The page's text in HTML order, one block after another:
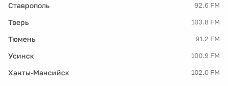
Ставрополь 92.6 FM
Тверь 103.8 FM
Тюмень 91.2 FM
Усинск 100.9 FM
Ханты-Мансийск 102.0 FM